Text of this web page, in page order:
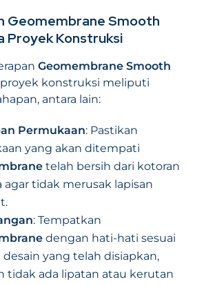
Geomembrane Smooth
Proyek Konstruksi
Geomembrane Smooth
konstruksi meliputi
antara lain:
Permukaan: Pastikan
yang akan ditempati
telah bersih dari kotoran
agar tidak merusak lapisan
: Tempatkan
dengan hati-hati sesuai
yang telah disiapkan,
tidak ada lipatan atau kerutan